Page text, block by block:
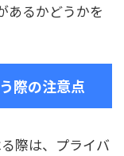
あるかどうかを
際の注意点
際は、プライバ